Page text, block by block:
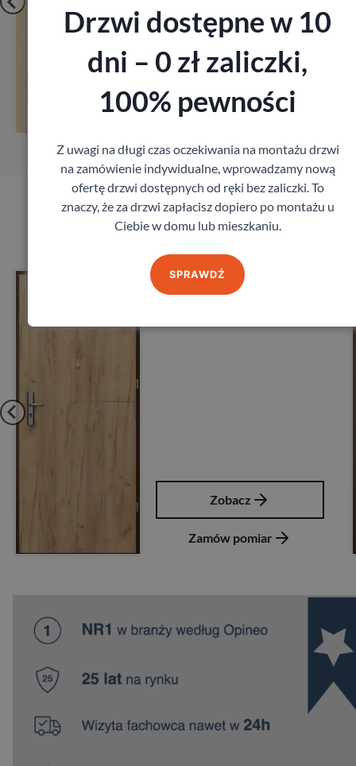
Produkty marki Porta
Drzwi Porta Akustyczne
27db
Zobacz
Zamów pomiar
Drzwi dostępne w 10
dni – 0 zł zaliczki,
100% pewności
Z uwagi na długi czas oczekiwania na montażu drzwi
na zamówienie indywidualne, wprowadzamy nową
ofertę drzwi dostępnych od ręki bez zaliczki. To
znaczy, że za drzwi zapłacisz dopiero po montażu u
Ciebie w domu lub mieszkaniu.
SPRAWDŹ